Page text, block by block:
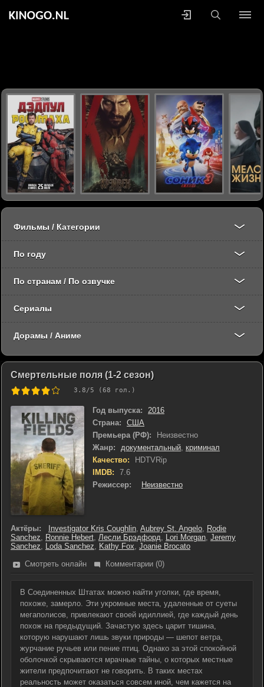
Смертельные поля (1-2 сезон)
3.8/5 (68 гол.)
Год выпуска:
2016
Страна:
США
Премьера (РФ):
Неизвестно
Жанр:
документальный, криминал
Качество:
HDTVRip
IMDB:
7.6
Режиссер:
Неизвестно
Актёры: Investigator Kris Coughlin, Aubrey St. Angelo, Rodie
Sanchez, Ronnie Hebert, Лесли Брэдфорд, Lori Morgan, Jeremy
Sanchez, Loda Sanchez, Kathy Fox, Joanie Brocato
Смотреть онлайн
Комментарии (0)
В Соединенных Штатах можно найти уголки, где время,
похоже, замерло. Эти укромные места, удаленные от суеты
мегаполисов, привлекают своей идиллией, где каждый день
похож на предыдущий. Зачастую здесь царит тишина,
которую нарушают лишь звуки природы — шепот ветра,
журчание ручьев или пение птиц. Однако за этой спокойной
оболочкой скрываются мрачные тайны, о которых местные
жители предпочитают не говорить. В таких местах
реальность может оказаться совсем иной, чем кажется на
Фильмы / Категории
По году
По странам / По озвучке
Сериалы
Дорамы / Аниме